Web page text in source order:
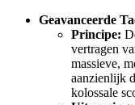
Geavanceerde
Principe:
vertragen
massieve,
aanzienlijk
kolossale